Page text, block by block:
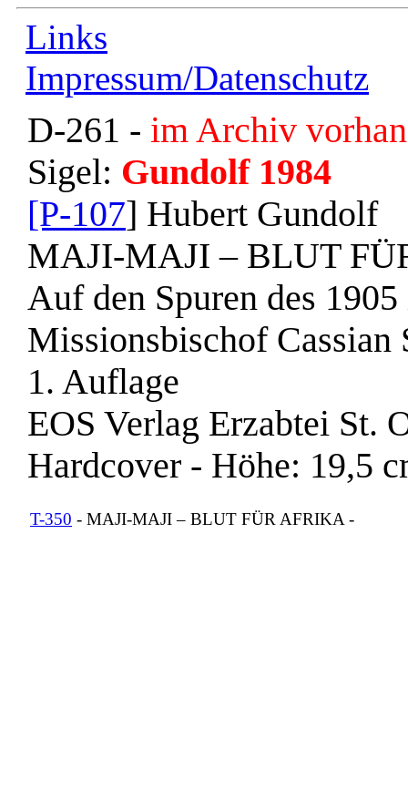
Links
Impressum/Datenschutz
D-261 - im Archiv
Sigel: Gundolf 1984
[P-107] Hubert Gundolf
MAJI-MAJI – BLUT
Auf den Spuren des
Missionsbischof Cassian
1. Auflage
EOS Verlag Erzabtei St.
Hardcover - Höhe: 19,5
T-350 - MAJI-MAJI – BLUT FÜR AFRIKA -